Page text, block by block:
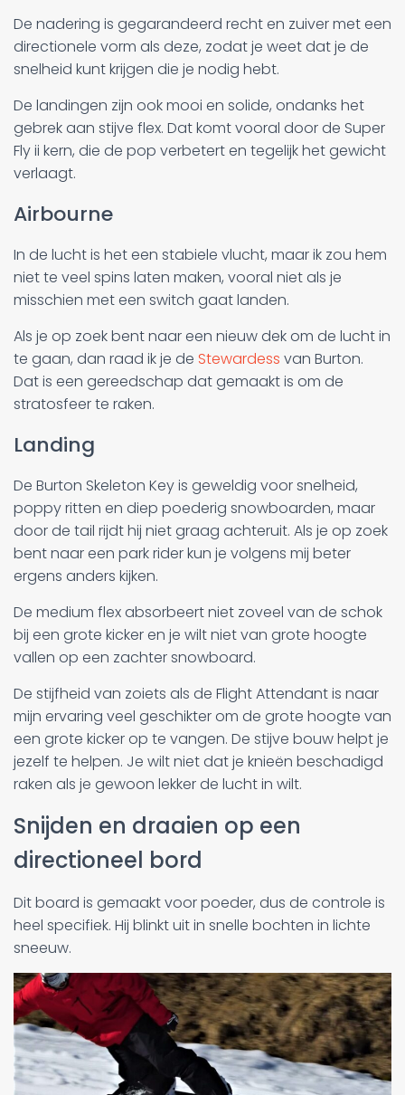
De nadering is gegarandeerd recht en zuiver met een
directionele vorm als deze, zodat je weet dat je de
snelheid kunt krijgen die je nodig hebt.
De landingen zijn ook mooi en solide, ondanks het
gebrek aan stijve flex. Dat komt vooral door de Super
Fly ii kern, die de pop verbetert en tegelijk het gewicht
verlaagt.
Airbourne
In de lucht is het een stabiele vlucht, maar ik zou hem
niet te veel spins laten maken, vooral niet als je
misschien met een switch gaat landen.
Als je op zoek bent naar een nieuw dek om de lucht in
te gaan, dan raad ik je de Stewardess van Burton.
Dat is een gereedschap dat gemaakt is om de
stratosfeer te raken.
Landing
De Burton Skeleton Key is geweldig voor snelheid,
poppy ritten en diep poederig snowboarden, maar
door de tail rijdt hij niet graag achteruit. Als je op zoek
bent naar een park rider kun je volgens mij beter
ergens anders kijken.
De medium flex absorbeert niet zoveel van de schok
bij een grote kicker en je wilt niet van grote hoogte
vallen op een zachter snowboard.
De stijfheid van zoiets als de Flight Attendant is naar
mijn ervaring veel geschikter om de grote hoogte van
een grote kicker op te vangen. De stijve bouw helpt je
jezelf te helpen. Je wilt niet dat je knieën beschadigd
raken als je gewoon lekker de lucht in wilt.
Snijden en draaien op een
directioneel bord
Dit board is gemaakt voor poeder, dus de controle is
heel specifiek. Hij blinkt uit in snelle bochten in lichte
sneeuw.